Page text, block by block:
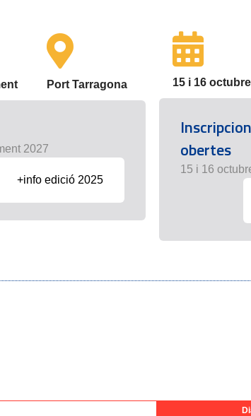
Port Tarragona
2027
+info edició 2025
15 i 16 octubre
obertes
15 i 16